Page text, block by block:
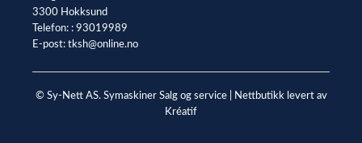
3300 Hokksund
Telefon: : 93019989
E-post: tksh@online.no
© Sy-Nett AS. Symaskiner Salg og service |
Nettbutikk levert av
Kréatif